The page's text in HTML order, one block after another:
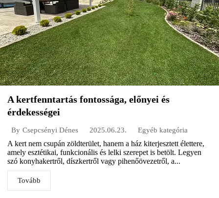
A kertfenntartás fontossága, előnyei és
érdekességei
By Csepcsényi Dénes 2025.06.23. Egyéb kategória
A kert nem csupán zöldterület, hanem a ház kiterjesztett élettere,
amely esztétikai, funkcionális és lelki szerepet is betölt. Legyen
szó konyhakertről, díszkertről vagy pihenőövezetről, a...
Tovább